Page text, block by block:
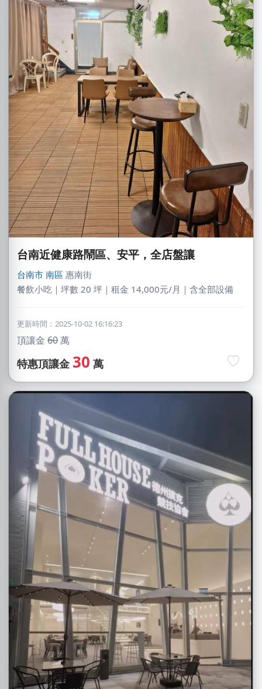
台南近健康路鬧區、安平，全店盤讓
台南市 南區 惠南街
餐飲小吃｜坪數 20 坪｜租金 14,000元/月｜含全部設備
更新時間：2025-10-02 16:16:23
頂讓金 60萬
特惠頂讓金 30 萬